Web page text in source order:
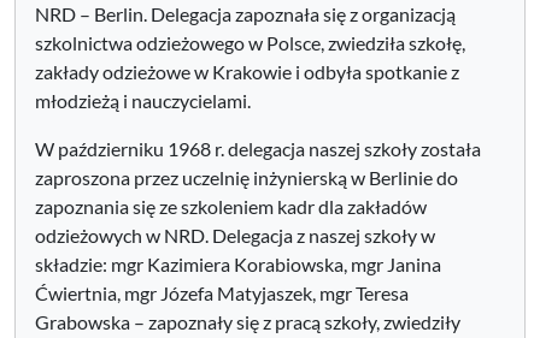
NRD – Berlin. Delegacja zapoznała się z organizacją
szkolnictwa odzieżowego w Polsce, zwiedziła szkołę,
zakłady odzieżowe w Krakowie i odbyła spotkanie z
młodzieżą i nauczycielami.
W październiku 1968 r. delegacja naszej szkoły została
zaproszona przez uczelnię inżynierską w Berlinie do
zapoznania się ze szkoleniem kadr dla zakładów
odzieżowych w NRD. Delegacja z naszej szkoły w
składzie: mgr Kazimiera Korabiowska, mgr Janina
Ćwiertnia, mgr Józefa Matyjaszek, mgr Teresa
Grabowska – zapoznały się z pracą szkoły, zwiedziły